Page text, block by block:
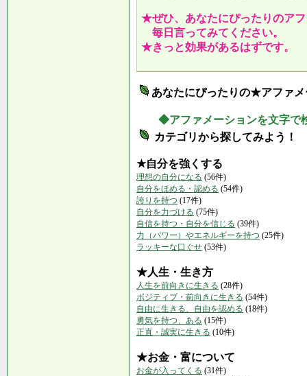
★ぜひ、あなたにぴったりのア
毎日言ってみてください。
★きっと効果があるはずです。
あなたにぴったりの★アファ
◆アファメーションを文字で
カテゴリから探してみよう！
★自分を強くする
理想の自分になる (56件)
自分をほめる・認める (54件)
誇りを持つ (17件)
自分を力づける (75件)
自信を持つ・自分を信じる (39件)
力（パワー）やエネルギーを持つ (25件)
ラッキーな口ぐせ (53件)
★人生・生き方
人生を前向きに生きる (28件)
ポジティブ・前向きに生きる (54件)
自由に生きる、自由を認める (18件)
勇気を持つ、ある (15件)
正直・誠実に生きる (10件)
★お金・富について
お金が入ってくる (31件)